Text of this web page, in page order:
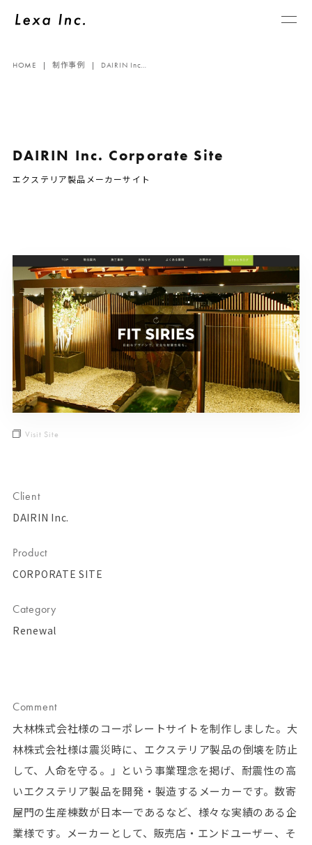
HOME 制作事例 DAIRIN Inc…
DAIRIN Inc. Corporate Site
エクステリア製品メーカーサイト
Visit Site
Client
DAIRIN Inc.
Product
CORPORATE SITE
Category
Renewal
Comment
大林株式会社様のコーポレートサイトを制作しました。大
林株式会社様は震災時に、エクステリア製品の倒壊を防止
して、人命を守る。」という事業理念を掲げ、耐震性の高
いエクステリア製品を開発・製造するメーカーです。数寄
屋門の生産棟数が日本一であるなど、様々な実績のある企
業様です。メーカーとして、販売店・エンドユーザー、そ